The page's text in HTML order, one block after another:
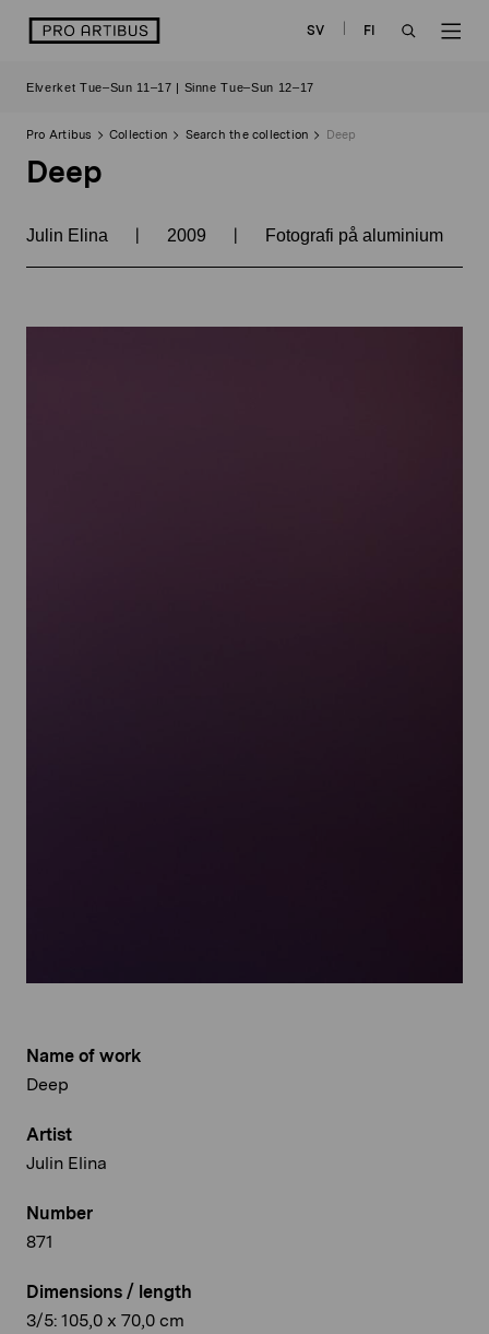
logo SV
FI
Elverket Tue–Sun 11–17 | Sinne Tue–Sun 12–17
Pro Artibus Collection Search the collection Deep
Deep
Julin Elina | 2009 | Fotografi på aluminium
Name of work
Deep
Artist
Julin Elina
Number
871
Dimensions / length
3/5: 105,0 x 70,0 cm